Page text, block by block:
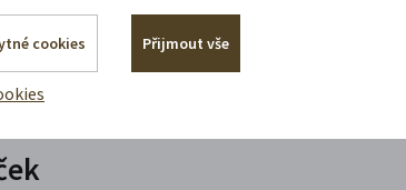
cookies Přijmout vše